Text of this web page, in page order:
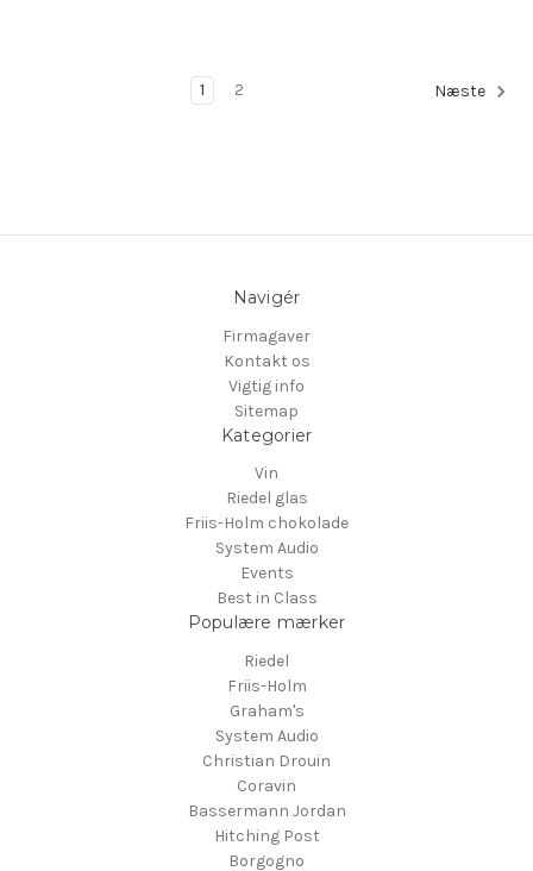
1 2 Næste
Navigér
Firmagaver
Kontakt os
Vigtig info
Sitemap
Kategorier
Vin
Riedel glas
Friis-Holm chokolade
System Audio
Events
Best in Class
Populære mærker
Riedel
Friis-Holm
Graham's
System Audio
Christian Drouin
Coravin
Bassermann Jordan
Hitching Post
Borgogno